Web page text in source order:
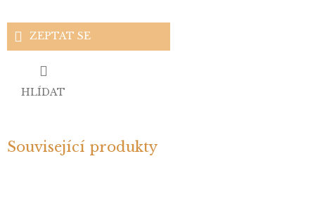
ZEPTAT SE
HLÍDAT
Související produkty